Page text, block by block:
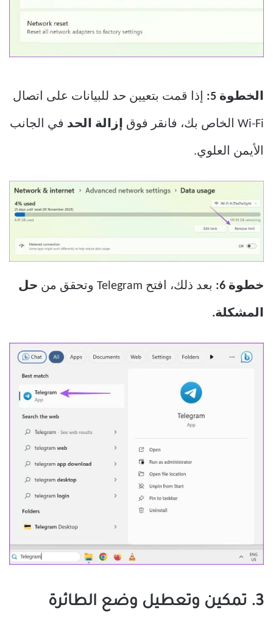
الخطوة 5: إذا قمت بتعيين حد للبيانات على اتصال
Wi-Fi الخاص بك، فانقر فوق إزالة الحد في الجانب
الأيمن العلوي.
خطوة 6: بعد ذلك، افتح Telegram وتحقق من حل
المشكلة.
3. تمكين وتعطيل وضع الطائرة